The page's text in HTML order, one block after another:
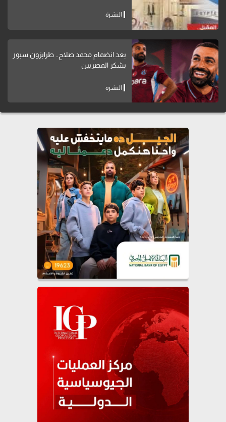
النشرة
بعد انضمام محمد صلاح.. طرابزون سبور
يشكر المصريين
النشرة